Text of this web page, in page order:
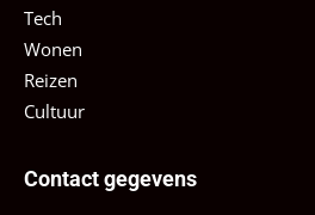
Tech
Wonen
Reizen
Cultuur
Contact gegevens